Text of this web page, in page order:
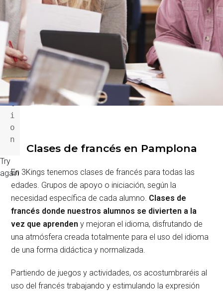
t
a
f
u
n
t
i
o
n
Try
again
Clases de francés en Pamplona
En 3Kings tenemos clases de francés para todas las
edades. Grupos de apoyo o iniciación, según la
necesidad específica de cada alumno. Clases de
francés donde nuestros alumnos se divierten a la
vez que aprenden y mejoran el idioma, disfrutando de
una atmósfera creada totalmente para el uso del idioma
de una forma didáctica y normalizada.
Partiendo de juegos y actividades, os acostumbraréis al
uso del francéstrabajando y estimulando la expresión